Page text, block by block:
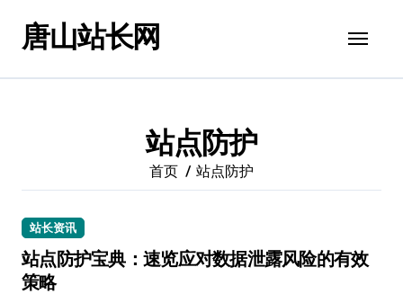
唐山站长网
站点防护
首页 站点防护
站长资讯
站点防护宝典：速览应对数据泄露风险的有效
策略